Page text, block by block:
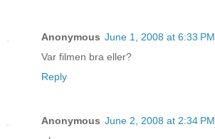
Anonymous June 1, 2008 at 6:33 PM
Var filmen bra eller?
Reply
Anonymous June 2, 2008 at 2:34 PM